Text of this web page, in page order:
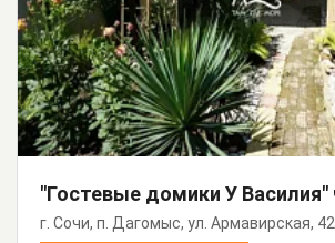
г. Сочи, п. Дагомыс, ул. Армавирская, 42